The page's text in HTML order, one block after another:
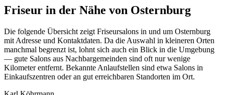
Friseur in der Nähe von Osternburg
Die folgende Übersicht zeigt Friseursalons in und um Osternburg
mit Adresse und Kontaktdaten. Da die Auswahl in kleineren Orten
manchmal begrenzt ist, lohnt sich auch ein Blick in die Umgebung
— gute Salons aus Nachbargemeinden sind oft nur wenige
Kilometer entfernt. Bekannte Anlaufstellen sind etwa Salons in
Einkaufszentren oder an gut erreichbaren Standorten im Ort.